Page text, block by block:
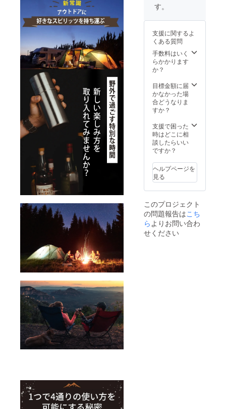
ラーを
くださ
い
(Firelig
ht
Flask75
Stainle
ss
Steelは
ありま
Gunmet
al /
Copper
の2カ
らお選
びくだ
さい。)
※送料込
す。
支援に関するよ
くある質問
手数料はいく
らかかります
か？
目標金額に届
かなかった場
合どうなりま
すか？
支援で困った
時はどこに相
談したらいい
ですか？
ヘルプページを
見る
このプロジェクト
の問題報告はこち
ら よりお問い合わ
せください